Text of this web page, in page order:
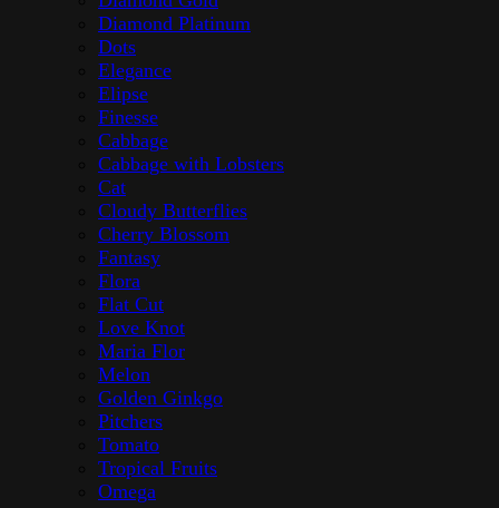
Diamond Platinum
Dots
Elegance
Elipse
Finesse
Cabbage
Cabbage with Lobsters
Cat
Cloudy Butterflies
Cherry Blossom
Fantasy
Flora
Flat Cut
Love Knot
Maria Flor
Melon
Golden Ginkgo
Pitchers
Tomato
Tropical Fruits
Omega